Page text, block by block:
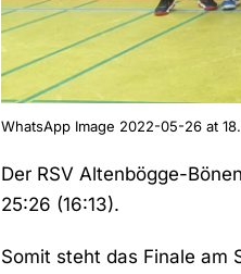
WhatsApp Image 2022-05-26 at
Der RSV Altenbögge-
25:26 (16:13).
Somit steht das Finale am